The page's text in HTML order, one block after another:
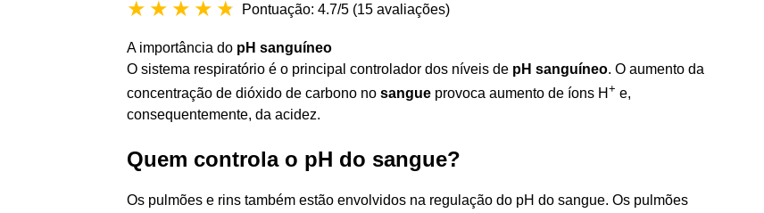
Pontuação: 4.7/5 (15 avaliações)
A importância do pH sanguíneo
O sistema respiratório é o principal controlador dos níveis de pH sanguíneo. O aumento da
concentração de dióxido de carbono no sangue provoca aumento de íons H + e,
consequentemente, da acidez.
Quem controla o pH do sangue?
Os pulmões e rins também estão envolvidos na regulação do pH do sangue. Os pulmões